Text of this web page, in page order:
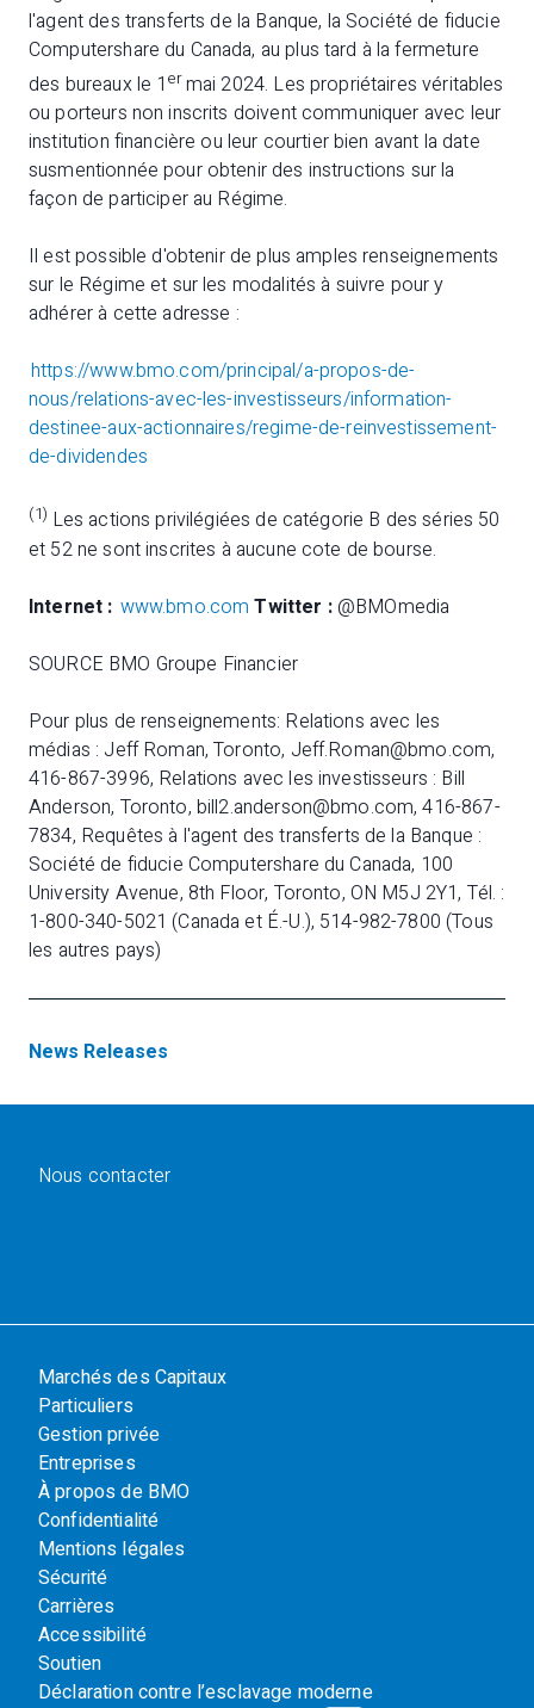
l'agent des transferts de la Banque, la Société de fiducie
Computershare du Canada, au plus tard à la fermeture
des bureaux le 1 ermai 2024. Les propriétaires véritables
ou porteurs non inscrits doivent communiquer avec leur
institution financière ou leur courtier bien avant la date
susmentionnée pour obtenir des instructions sur la
façon de participer au Régime.
Il est possible d'obtenir de plus amples renseignements
sur le Régime et sur les modalités à suivre pour y
adhérer à cette adresse :
https://www.bmo.com/principal/a-propos-de-
nous/relations-avec-les-investisseurs/information-
destinee-aux-actionnaires/regime-de-reinvestissement-
de-dividendes
(1) Les actions privilégiées de catégorie B des séries 50
et 52 ne sont inscrites à aucune cote de bourse.
Internet : www.bmo.com Twitter :@BMOmedia
SOURCE BMO Groupe Financier
Pour plus de renseignements: Relations avec les
médias : Jeff Roman, Toronto, Jeff.Roman@bmo.com,
416-867-3996, Relations avec les investisseurs : Bill
Anderson, Toronto, bill2.anderson@bmo.com, 416-867-
7834, Requêtes à l'agent des transferts de la Banque :
Société de fiducie Computershare du Canada, 100
University Avenue, 8th Floor, Toronto, ON M5J 2Y1, Tél. :
1-800-340-5021 (Canada et É.-U.), 514-982-7800 (Tous
les autres pays)
News Releases
Nous contacter
Marchés des Capitaux
Particuliers
Gestion privée
Entreprises
À propos de BMO
Confidentialité
Mentions légales
Sécurité
Carrières
Accessibilité
Soutien
Déclaration contre l’esclavage moderne